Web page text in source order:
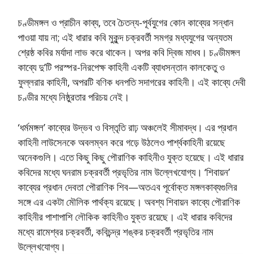
চণ্ডীমঙ্গল ও প্রাচীন কাব্য, তবে চৈতন্য-পূর্বযুগের কোন কাব্যের সন্ধান
পাওয়া যায় না; এই ধারার কবি মুকুন্দ চক্রবর্তী সমগ্র মধ্যযুগের অন্যতম
শ্রেষ্ঠ কবির মর্যাদা লাভ করে থাকেন। অপর কবি দ্বিজ মাধব। চণ্ডীমঙ্গল
কাব্যে দু’টি পরস্পর-নিরপেক্ষ কাহিনী একটি ব্যাধসন্তান কালকেতু ও
ফুল্লরার কাহিনী, অপরটি বণিক ধনপতি সদাগরের কাহিনী। এই কাব্যে দেবী
চণ্ডীর মধ্যে নিষ্ঠুরতার পরিচয় নেই।
‘ধর্মমঙ্গল’ কাব্যের উদ্ভব ও বিস্তৃতি রাঢ় অঞ্চলেই সীমাবদ্ধ। এর প্রধান
কাহিনী লাউসেনকে অবলম্বন করে গড়ে উঠলেও পার্শ্বকাহিনী রয়েছে
অনেকগুলি। এতে কিছু কিছু পৌরাণিক কাহিনীও যুক্ত হয়েছে। এই ধারার
কবিদের মধ্যে ঘনরাম চক্রবর্তী প্রভৃতির নাম উল্লেখযােগ্য। ‘শিবায়ন’
কাব্যের প্রধান দেবতা পৌরাণিক শিব—অতএব পূর্বোক্ত মঙ্গলকাব্যগুলির
সঙ্গে এর একটা মৌলিক পার্থক্য রয়েছে। অবশ্য শিবায়ন কাব্যে পৌরাণিক
কাহিনীর পাশাপাশি লৌকিক কাহিনীও যুক্ত রয়েছে। এই ধারার কবিদের
মধ্যে রামেশ্বর চক্রবর্তী, কবিচন্দ্র শঙ্কর চক্রবর্তী প্রভৃতির নাম
উল্লেখযােগ্য।